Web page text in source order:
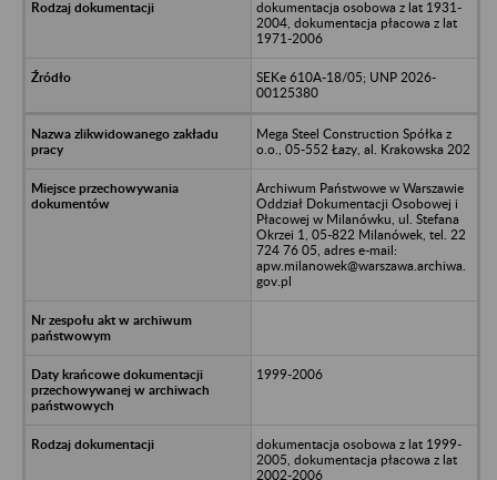
dokumentacja osobowa z lat 1931-
2004, dokumentacja płacowa z lat
1971-2006
SEKe 610A-18/05; UNP 2026-
00125380
Mega Steel Construction Spółka z
o.o., 05-552 Łazy, al. Krakowska 202
Archiwum Państwowe w Warszawie
Oddział Dokumentacji Osobowej i
Płacowej w Milanówku, ul. Stefana
Okrzei 1, 05-822 Milanówek, tel. 22
724 76 05, adres e-mail:
apw.milanowek@warszawa.archiwa.
gov.pl
1999-2006
dokumentacja osobowa z lat 1999-
2005, dokumentacja płacowa z lat
2002-2006